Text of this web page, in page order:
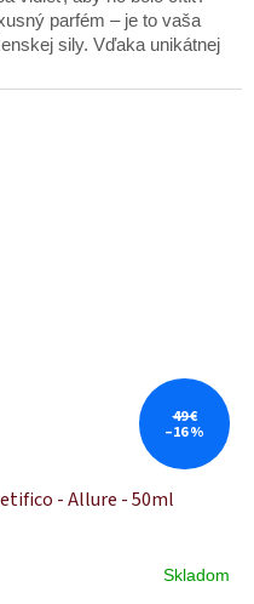
parfém – je to vaša
sily. Vďaka unikátnej
49 €
–16 %
- Allure - 50ml
Skladom